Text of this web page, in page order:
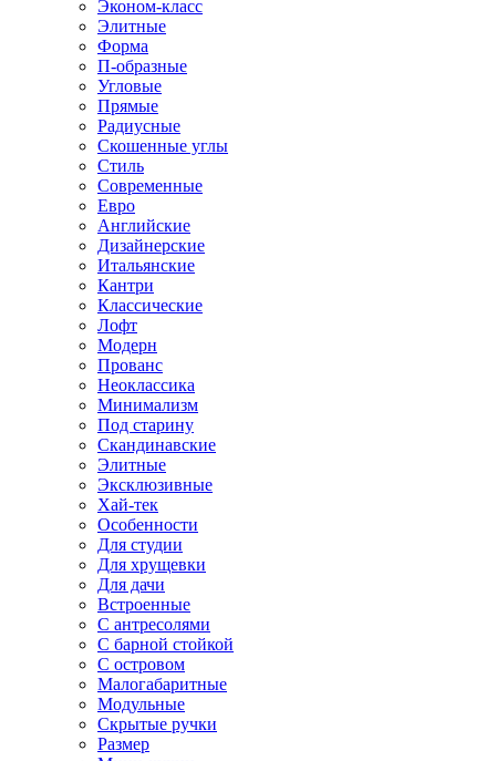
Эконом-класс
Элитные
Форма
П-образные
Угловые
Прямые
Радиусные
Скошенные углы
Стиль
Современные
Евро
Английские
Дизайнерские
Итальянские
Кантри
Классические
Лофт
Модерн
Прованс
Неоклассика
Минимализм
Под старину
Скандинавские
Элитные
Эксклюзивные
Хай-тек
Особенности
Для студии
Для хрущевки
Для дачи
Встроенные
С антресолями
С барной стойкой
С островом
Малогабаритные
Модульные
Скрытые ручки
Размер